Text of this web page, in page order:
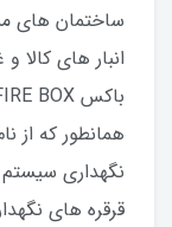
ساختمان های
انبار های
همانطور که
نگهداری
قرقره های